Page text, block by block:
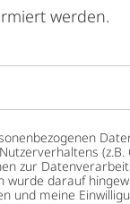
werden.
zur
wurde darauf
und meine